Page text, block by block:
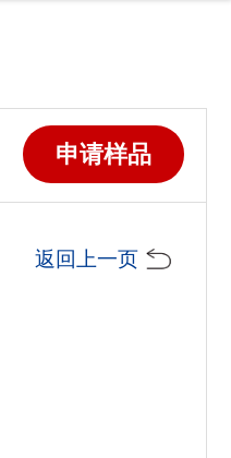
申请样品
返回上一页